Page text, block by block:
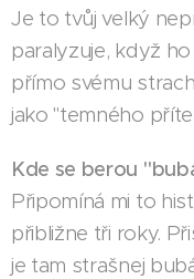
Je to tvůj velký
paralyzuje, když
přímo svému
jako "temného
Kde se berou
Připomíná mi to
přibližne tři roky.
je tam strašnej